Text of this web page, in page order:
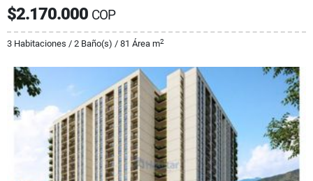
$2.170.000 COP
3 Habitaciones / 2 Baño(s) / 81 Área m2